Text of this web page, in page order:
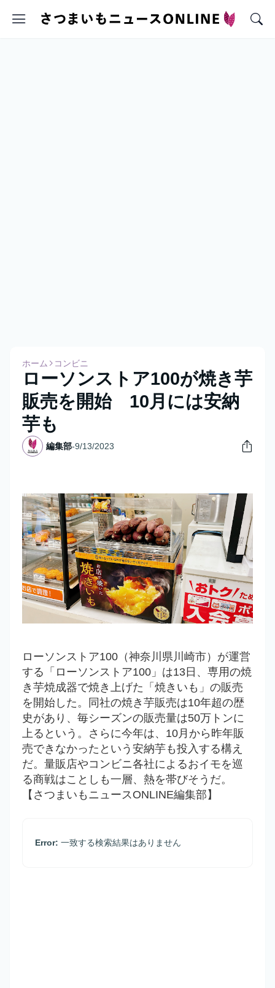
ホーム コンビニ
ローソンストア100が焼き芋
販売を開始 10月には安納
芋も
編集部-9/13/2023
ローソンストア100（神奈川県川崎市）が運営
する「 ローソンストア100 」は13日、専用の焼
き芋焼成器で焼き上げた「焼きいも」の販売
を開始した。同社の焼き芋販売は10年超の歴
史があり、毎シーズンの販売量は50万トンに
上るという。さらに今年は、 10月から昨年販
売できなかったという安納芋も投入する構え
だ。量販店やコンビニ各社によるおイモを巡
る商戦はことしも一層、熱を帯びそうだ。
【さつまいもニュースONLINE編集部】
Error: 一致する検索結果はありません